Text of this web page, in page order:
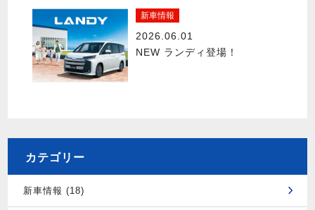
新車情報
2026.06.01
NEW ランディ登場！
カテゴリー
新車情報 (18)